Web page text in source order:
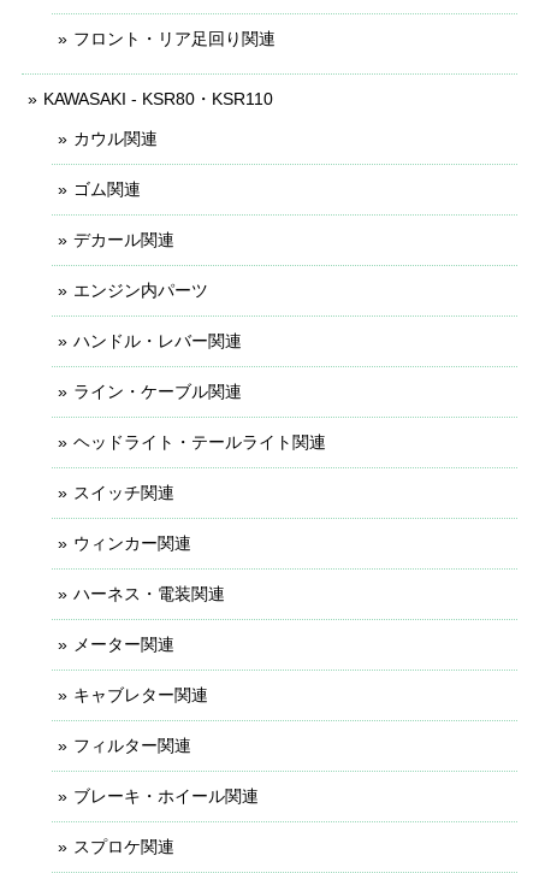
フロント・リア足回り関連
KAWASAKI - KSR80・KSR110
カウル関連
ゴム関連
デカール関連
エンジン内パーツ
ハンドル・レバー関連
ライン・ケーブル関連
ヘッドライト・テールライト関連
スイッチ関連
ウィンカー関連
ハーネス・電装関連
メーター関連
キャブレター関連
フィルター関連
ブレーキ・ホイール関連
スプロケ関連